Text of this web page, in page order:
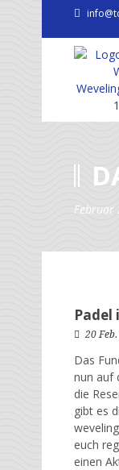
Februar
Padel
20
Das
nun auf
die
gibt es
euch
einen